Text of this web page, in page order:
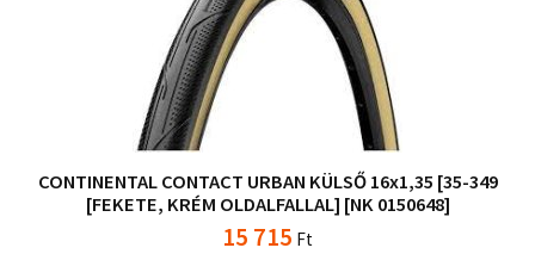
CONTINENTAL CONTACT URBAN KÜLSŐ 16x1,35 [35-349
[FEKETE, KRÉM OLDALFALLAL] [NK 0150648]
15 715 Ft